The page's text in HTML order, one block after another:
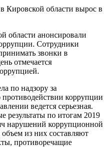
области анонсировали
Сотрудники
звонки в
отмечается
по надзору за
противодействии коррупции
ведется серьезная.
результаты по итогам 2019
нарушений коррупционной
из них составляют
противоречащие